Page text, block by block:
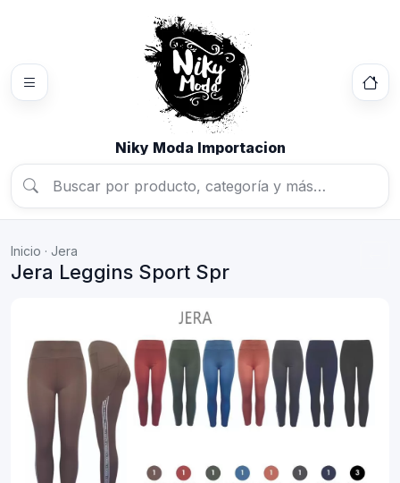
Niky Moda Importacion
Inicio · Jera
Jera Leggins Sport Spr